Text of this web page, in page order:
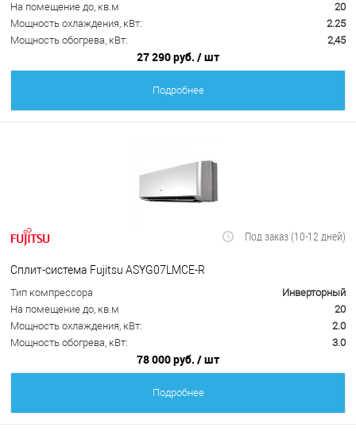
На помещение до, кв.м
20
Мощность охлаждения, кВт:
2.25
Мощность обогрева, кВт:
2,45
27 290 руб. / шт
Подробнее
Под заказ (10-12 дней)
Сплит-система Fujitsu ASYG07LMCE-R
Тип компрессора
Инверторный
На помещение до, кв.м
20
Мощность охлаждения, кВт:
2.0
Мощность обогрева, кВт:
3.0
78 000 руб. / шт
Подробнее